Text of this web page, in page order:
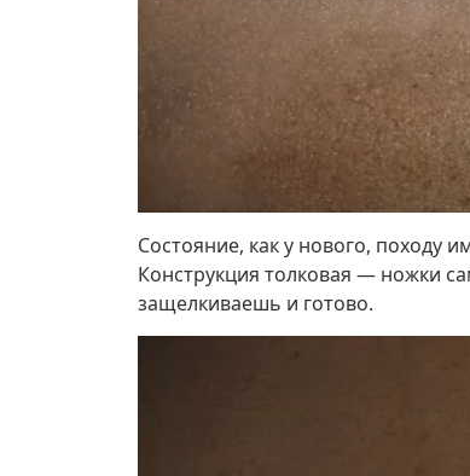
Состояние, как у нового, походу
Конструкция толковая — ножки
защелкиваешь и готово.